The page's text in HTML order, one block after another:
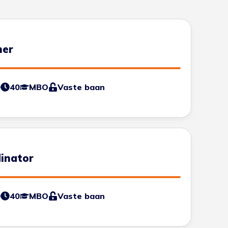
40 MBO Vaste baan
40 MBO Vaste baan